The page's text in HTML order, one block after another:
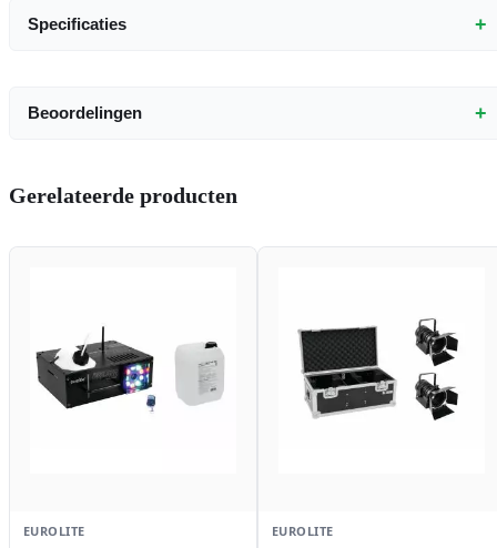
Specificaties +
Beoordelingen +
Gerelateerde producten
EUROLITE EUROLITE